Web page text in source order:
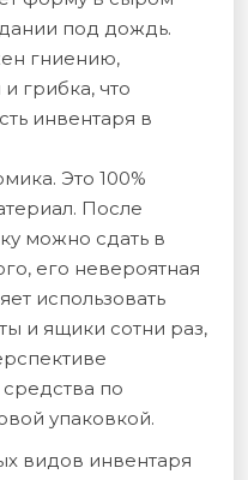
под дождь.
гниению,
грибка, что
инвентаря в
Это 100%
После
можно сдать в
его невероятная
использовать
и ящики сотни раз,
по
упаковкой.
видов инвентаря